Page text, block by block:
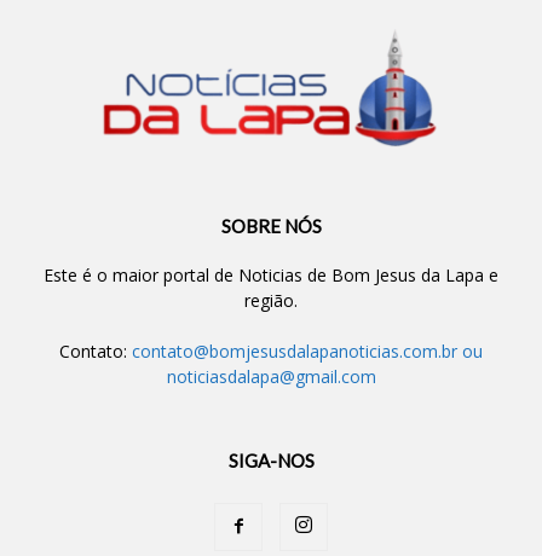
SOBRE NÓS
Este é o maior portal de Noticias de Bom Jesus da Lapa e
região.
Contato: contato@bomjesusdalapanoticias.com.br ou
noticiasdalapa@gmail.com
SIGA-NOS